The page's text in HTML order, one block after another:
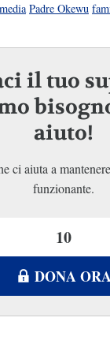
Padre Okewu
il tuo
aiuto!
ci aiuta a
funzionante.
DONA